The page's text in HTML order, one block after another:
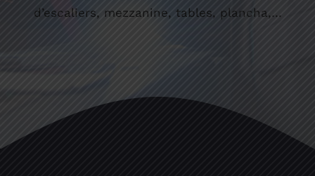
d’escaliers, mezzanine, tables, plancha,…